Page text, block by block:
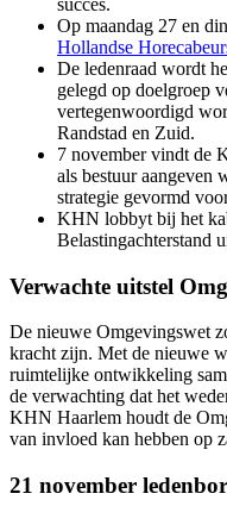
succes.
Op maandag 27 en
Hollandse
De ledenraad wordt
gelegd op doelgroep
vertegenwoordigd
Randstad en Zuid.
7 november vindt de
als bestuur aangeven
strategie gevormd
KHN lobbyt bij het
Belastingachterstand
Verwachte uitstel
De nieuwe Omgevingswet
kracht zijn. Met de nieuwe
ruimtelijke ontwikkeling
de verwachting dat het
KHN Haarlem houdt de
van invloed kan hebben op
21 november